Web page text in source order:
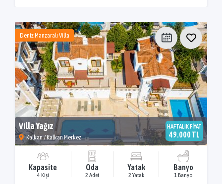
Deniz Manzaralı Villa
Villa Yağız
Kalkan / Kalkan Merkez
HAFTALIK FİYAT
49.000 TL
Kapasite
4 Kişi
Oda
2 Adet
Yatak
2 Yatak
Banyo
1 Banyo